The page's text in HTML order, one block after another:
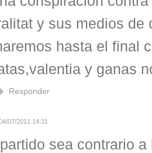
y sus medios de
hasta el final
y ganas
Responder
07/2011 14:31
sea contrario